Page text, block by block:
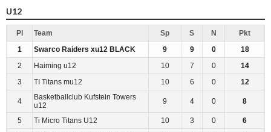
U12
Pl Team Sp S N
Pkt
1
Swarco Raiders xu12 BLACK 9 9 0
18
2
Haiming u12 10 7 0
14
3
TI Titans mu12 10 6 0 12
4
Basketballclub Kufstein Towers
u12
9 4 0 8
5 Ti Micro Titans U12 10 3 0
6